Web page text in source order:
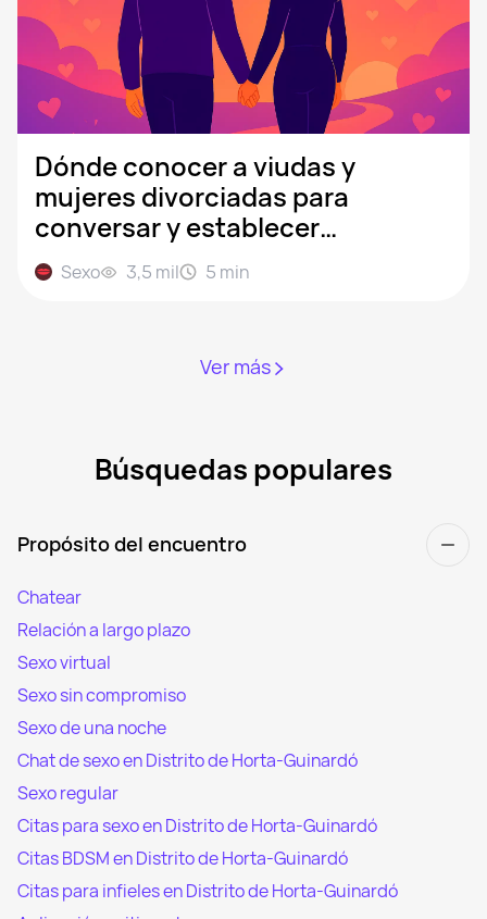
Dónde conocer a viudas y
mujeres divorciadas para
conversar y establecer
relaciones
Sexo 3,5 mil 5 min
Ver más
Búsquedas populares
Propósito del encuentro
Chatear
Relación a largo plazo
Sexo virtual
Sexo sin compromiso
Sexo de una noche
Chat de sexo en Distrito de Horta-Guinardó
Sexo regular
Citas para sexo en Distrito de Horta-Guinardó
Citas BDSM en Distrito de Horta-Guinardó
Citas para infieles en Distrito de Horta-Guinardó